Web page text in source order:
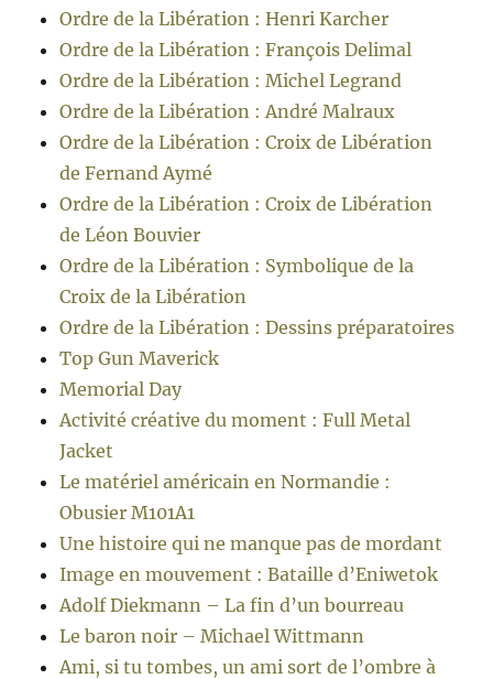
Ordre de la Libération : Henri Karcher
Ordre de la Libération : François Delimal
Ordre de la Libération : Michel Legrand
Ordre de la Libération : André Malraux
Ordre de la Libération : Croix de Libération
de Fernand Aymé
Ordre de la Libération : Croix de Libération
de Léon Bouvier
Ordre de la Libération : Symbolique de la
Croix de la Libération
Ordre de la Libération : Dessins préparatoires
Top Gun Maverick
Memorial Day
Activité créative du moment : Full Metal
Jacket
Le matériel américain en Normandie :
Obusier M101A1
Une histoire qui ne manque pas de mordant
Image en mouvement : Bataille d’Eniwetok
Adolf Diekmann – La fin d’un bourreau
Le baron noir – Michael Wittmann
Ami, si tu tombes, un ami sort de l’ombre à